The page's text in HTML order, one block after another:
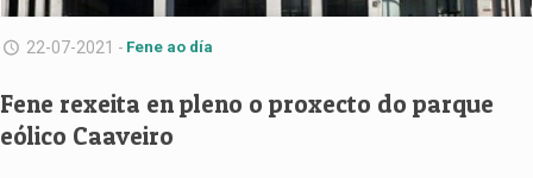
22-07-2021 - Fene ao día
Fene rexeita en pleno o proxecto do parque
eólico Caaveiro